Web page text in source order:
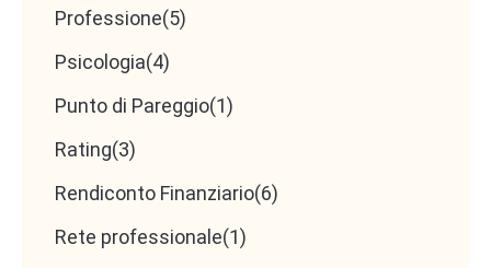
anche di cogliere nuove nicchie di mercato e di
Un altro aspetto cruciale è l’innovazione. Investire
offerti e ottimizzare i processi interni sono
elementi chiave per mantenere l’azienda
competitiva e al passo con le evoluzioni
Professione(5)
Psicologia(4)
Punto di Pareggio(1)
Rating(3)
Rendiconto Finanziario(6)
Rete professionale(1)